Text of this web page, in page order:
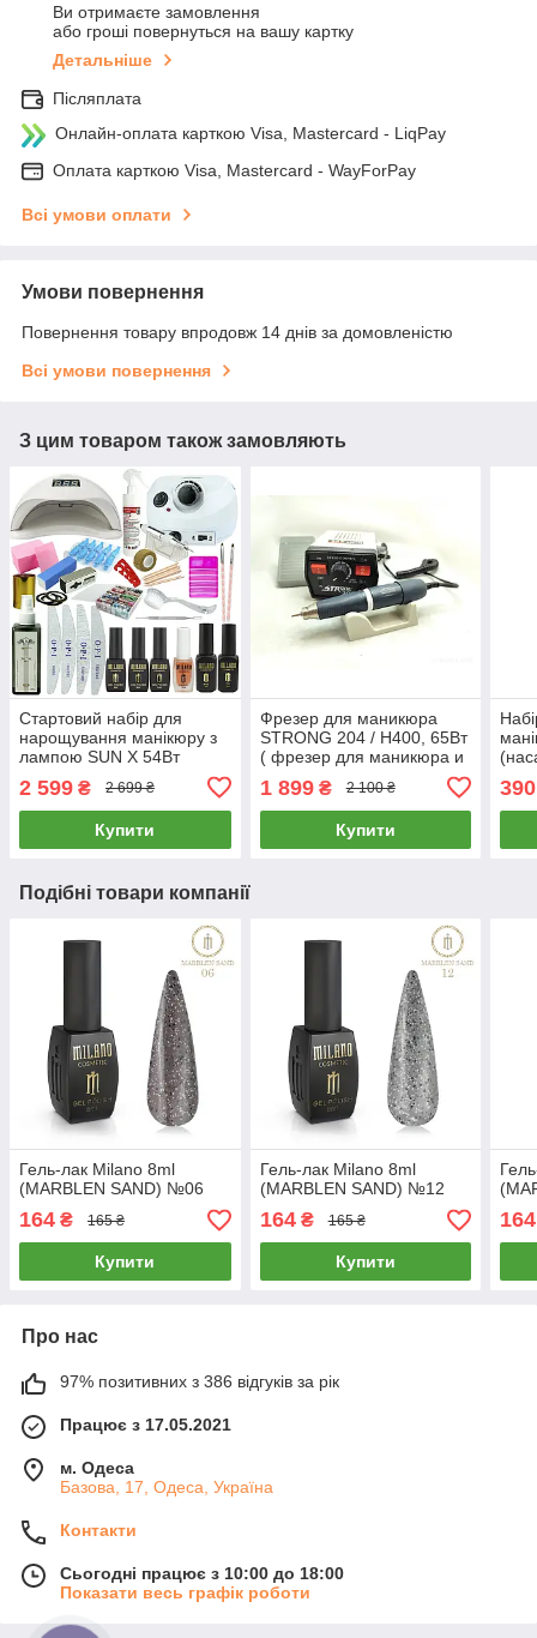
Ви отримаєте замовлення
або гроші повернуться на вашу картку
Детальніше
Післяплата
Онлайн-оплата карткою Visa, Mastercard - LiqPay
Оплата карткою Visa, Mastercard - WayForPay
Всі умови оплати
Умови повернення
Повернення товару впродовж 14 днів за домовленістю
Всі умови повернення
З цим товаром також замовляють
Стартовий набір для
нарощування манікюру з
лампою SUN X 54Вт
601 65Вт 45000 об.
2 599 ₴ 2 699 ₴
Купити
Фрезер для маникюра
STRONG 204 / H400, 65Вт
( фрезер для маникюра и
1 899₴ 2 100 ₴
Купити
390
Подібні товари компанії
Гель-лак Milano 8ml
(MARBLEN SAND) №06
164 ₴ 165 ₴
Купити
Гель-лак Milano 8ml
(MARBLEN SAND) №12
164₴ 165 ₴
Купити
164
Про нас
97% позитивних з 386 відгуків за рік
Працює з 17.05.2021
м. Одеса
Базова, 17, Одеса, Україна
Контакти
Сьогодні працює з 10:00 до 18:00
Показати весь графік роботи